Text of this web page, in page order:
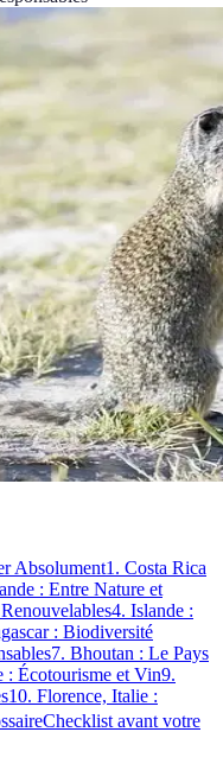
Absolument1. Costa Rica
: Entre Nature et
4. Islande :
: Biodiversité
7. Bhoutan : Le Pays
: Écotourisme et Vin9.
10. Florence, Italie :
Checklist avant votre